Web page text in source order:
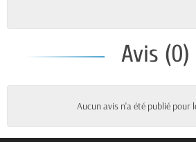
Avis (0)
Aucun avis n'a été publié pour